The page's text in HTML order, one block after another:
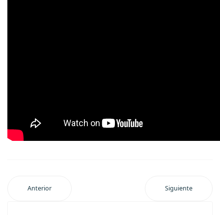
Anterior Siguiente